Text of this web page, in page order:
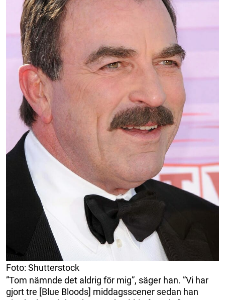
Foto: Shutterstock
”Tom nämnde det aldrig för mig”, säger han. ”Vi har
gjort tre [Blue Bloods] middagsscener sedan han